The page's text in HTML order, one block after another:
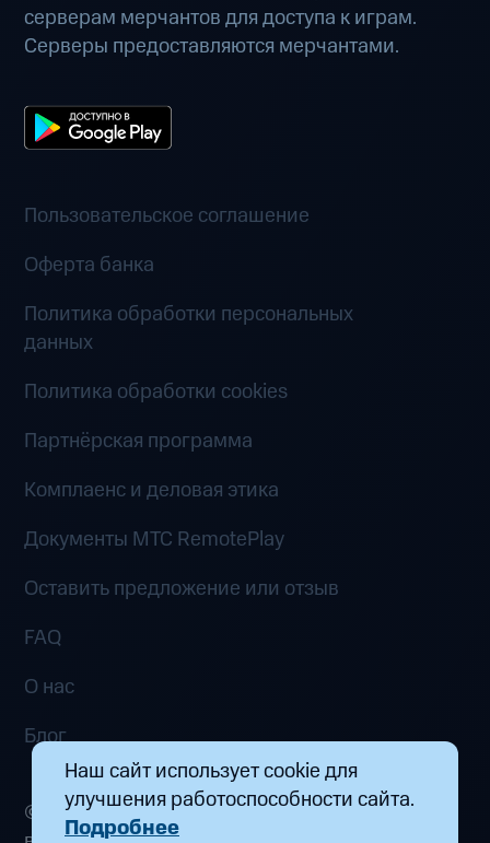
Наш сайт использует cookie для
улучшения работоспособности сайта.
Подробнее
серверам мерчантов для доступа к играм.
Серверы предоставляются мерчантами.
Пользовательское соглашение
Оферта банка
Политика обработки персональных
данных
Политика обработки cookies
Партнёрская программа
Комплаенс и деловая этика
Документы MTC RemotePlay
Оставить предложение или отзыв
FAQ
О нас
Блог
© 2026 ООО «Маркетплейс распределенных